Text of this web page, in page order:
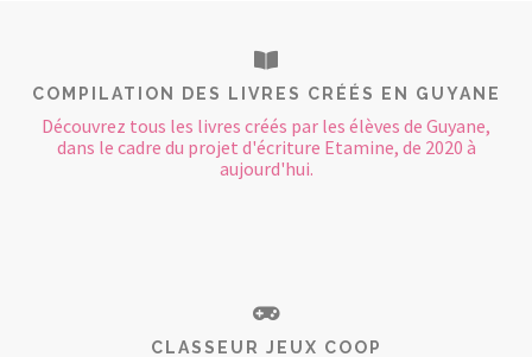
COMPILATION DES LIVRES CRÉÉS EN GUYANE
Découvrez tous les livres créés par les élèves de Guyane,
dans le cadre du projet d'écriture Etamine, de 2020 à
aujourd'hui.
CLASSEUR JEUX COOP